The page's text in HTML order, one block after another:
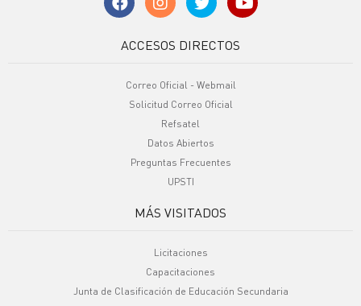
ACCESOS DIRECTOS
Correo Oficial - Webmail
Solicitud Correo Oficial
Refsatel
Datos Abiertos
Preguntas Frecuentes
UPSTI
MÁS VISITADOS
Licitaciones
Capacitaciones
Junta de Clasificación de Educación Secundaria